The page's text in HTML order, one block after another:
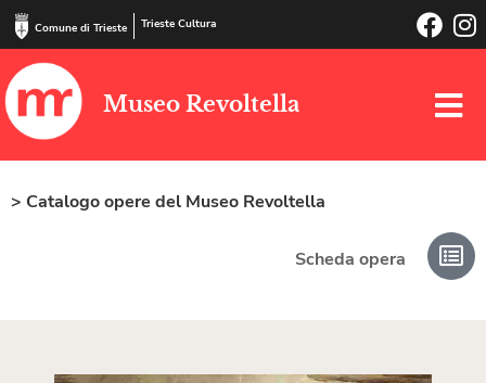
Comune di Trieste Trieste Cultura
Museo Revoltella
> Catalogo opere del Museo Revoltella
Scheda opera